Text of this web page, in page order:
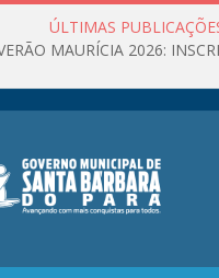
ÚLTIMAS
MAURÍCIA 2026: